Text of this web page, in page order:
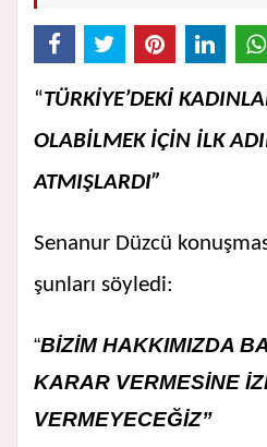
“TÜRKİYE’DEKİ
OLABİLMEK İÇİN İLK
ATMIŞLARDI”
Senanur Düzcü
şunları söyledi:
“BİZİM HAKKIMIZDA
KARAR VERMESİNE
VERMEYECEĞİZ”